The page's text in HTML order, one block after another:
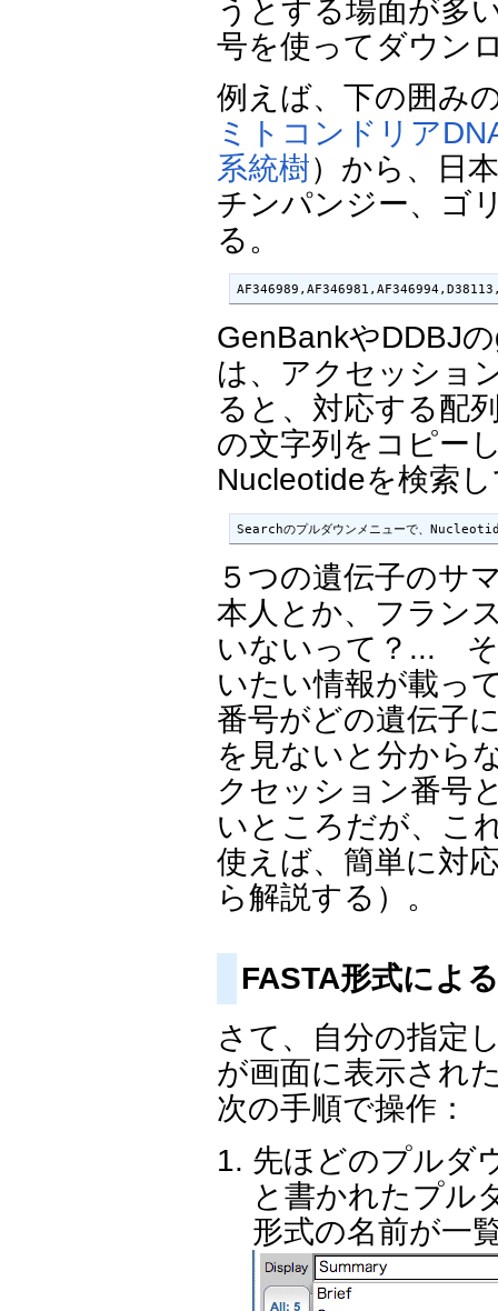
うとする場面が多
号を使ってダウン
例えば、下の囲み
ミトコンドリア
系統樹）から、日
チンパンジー、ゴ
る。
GenBankやDDBJ
は、アクセッショ
ると、対応する配
の文字列をコピー
Nucleotideを検索
Searchのプルダウンメニューで、
５つの遺伝子の
本人とか、フラン
いないって？... そ
いたい情報が載っ
番号がどの遺伝子
を見ないと分から
クセッション番号
いところだが、こ
使えば、簡単に対
ら解説する）。
FASTA形式によ
さて、自分の指定
が画面に表示され
次の手順で操作：
先ほどのプルダ
と書かれたプル
形式の名前が一